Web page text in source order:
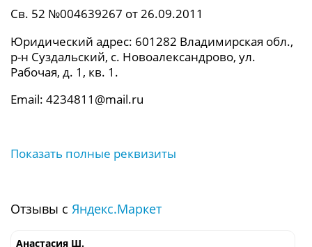
Св. 52 №004639267 от 26.09.2011
Юридический адрес: 601282 Владимирская обл.,
р-н Суздальский, с. Новоалександрово, ул.
Рабочая, д. 1, кв. 1.
Email: 4234811@mail.ru
Показать полные реквизиты
Отзывы с Яндекс.Маркет
Анастасия Ш.